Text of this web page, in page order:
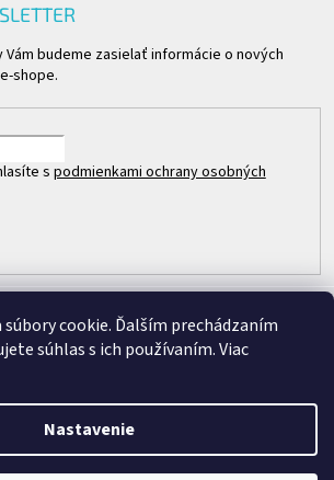
cookie. Ďalším prechádzaním
súhlas s ich používaním. Viac
Nastavenie
Vám budeme zasielať informácie o nových
shope.
s podmienkami ochrany osobných
Člen skupiny
REPASOVANÉ CISCO. Všetky práva vyhradené.